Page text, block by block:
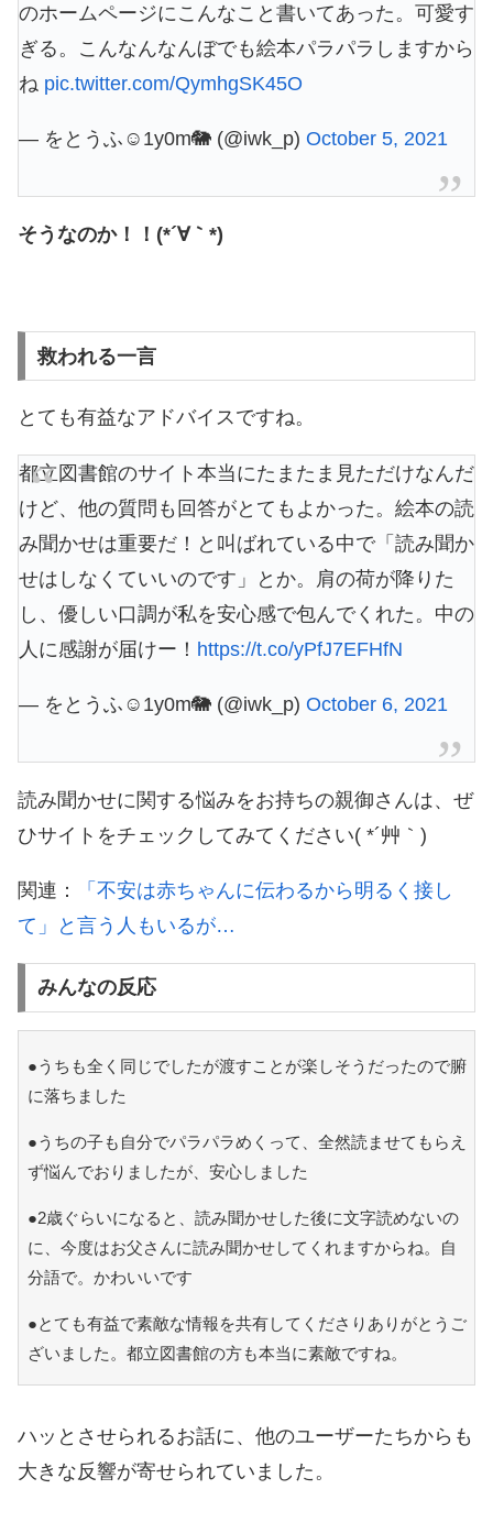
のホームページにこんなこと書いてあった。可愛す
ぎる。こんなんなんぼでも絵本パラパラしますから
ね pic.twitter.com/QymhgSK45O
— をとうふ☺︎1y0m🐘 (@iwk_p) October 5, 2021
そうなのか！！(*´∀｀*)
救われる一言
とても有益なアドバイスですね。
都立図書館のサイト本当にたまたま見ただけなんだ
けど、他の質問も回答がとてもよかった。絵本の読
み聞かせは重要だ！と叫ばれている中で「読み聞か
せはしなくていいのです」とか。肩の荷が降りた
し、優しい口調が私を安心感で包んでくれた。中の
人に感謝が届けー！ https://t.co/yPfJ7EFHfN
— をとうふ☺︎1y0m🐘 (@iwk_p) October 6, 2021
読み聞かせに関する悩みをお持ちの親御さんは、ぜ
ひサイトをチェックしてみてください( *´艸｀)
関連：
「不安は赤ちゃんに伝わるから明るく接し
て」と言う人もいるが…
みんなの反応
●うちも全く同じでしたが渡すことが楽しそうだったので腑
に落ちました
●うちの子も自分でパラパラめくって、全然読ませてもらえ
ず悩んでおりましたが、安心しました
●2歳ぐらいになると、読み聞かせした後に文字読めないの
に、今度はお父さんに読み聞かせしてくれますからね。自
分語で。かわいいです
●とても有益で素敵な情報を共有してくださりありがとうご
ざいました。都立図書館の方も本当に素敵ですね。
ハッとさせられるお話に、他のユーザーたちからも
大きな反響が寄せられていました。